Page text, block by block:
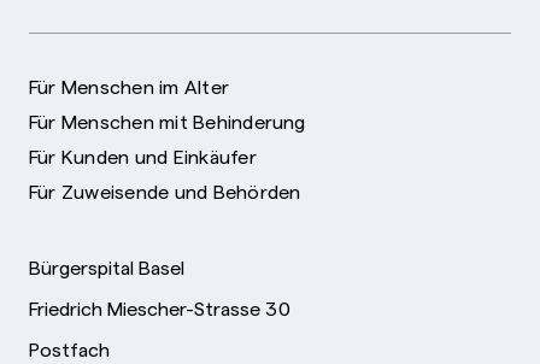
Für Menschen im Alter
Für Menschen mit Behinderung
Für Kunden und Einkäufer
Für Zuweisende und Behörden
Bürgerspital Basel
Friedrich Miescher-Strasse 30
Postfach